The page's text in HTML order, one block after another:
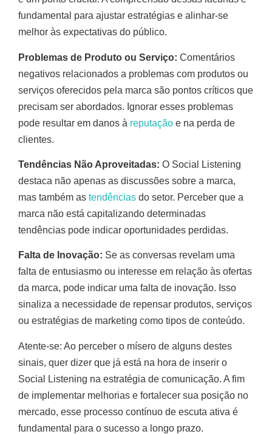
fundamental para ajustar estratégias e alinhar-se
melhor às expectativas do público.
Problemas de Produto ou Serviço: Comentários
negativos relacionados a problemas com produtos ou
serviços oferecidos pela marca são pontos críticos que
precisam ser abordados. Ignorar esses problemas
pode resultar em danos à reputação e na perda de
clientes.
Tendências Não Aproveitadas: O Social Listening
destaca não apenas as discussões sobre a marca,
mas também as tendências do setor. Perceber que a
marca não está capitalizando determinadas
tendências pode indicar oportunidades perdidas.
Falta de Inovação: Se as conversas revelam uma
falta de entusiasmo ou interesse em relação às ofertas
da marca, pode indicar uma falta de inovação. Isso
sinaliza a necessidade de repensar produtos, serviços
ou estratégias de marketing como tipos de conteúdo.
Atente-se: Ao perceber o mísero de alguns destes
sinais, quer dizer que já está na hora de inserir o
Social Listening na estratégia de comunicação. A fim
de implementar melhorias e fortalecer sua posição no
mercado, esse processo contínuo de escuta ativa é
fundamental para o sucesso a longo prazo.